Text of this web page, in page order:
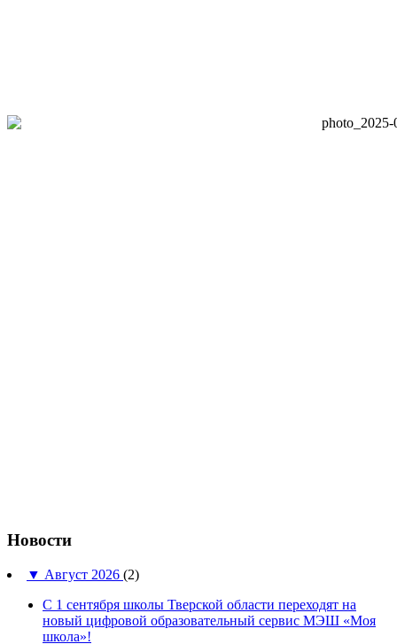
Новости
▼ Август 2026 (2)
С 1 сентября школы Тверской области переходят на
новый цифровой образовательный сервис МЭШ «Моя
школа»!